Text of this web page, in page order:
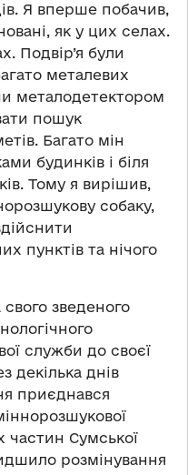
Я вперше побачив,
як у цих селах.
Подвір’я були
металевих
металодетектором
пошук
Багато мін
будинків і біля
Тому я вирішив,
собаку,
пунктів та нічого
зведеного
служби до своєї
декілька днів
приєднався
частин Сумської
розмінування